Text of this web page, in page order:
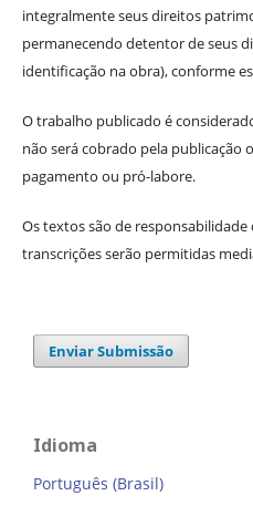
integralmente seus direitos
permanecendo detentor de seus
identificação na obra), conforme
O trabalho publicado é
não será cobrado pela publicação
pagamento ou pró-labore.
Os textos são de responsabilidade
transcrições serão permitidas
Enviar Submissão
Idioma
Português (Brasil)